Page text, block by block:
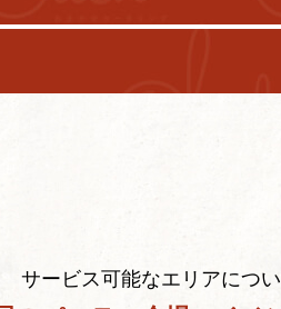
サービス可能なエリアにつ